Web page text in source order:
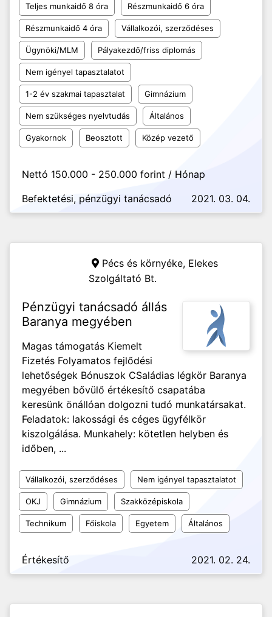
Teljes munkaidő 8 óra Részmunkaidő 6 óra
Részmunkaidő 4 óra Vállalkozói, szerződéses
Ügynöki/MLM Pályakezdő/friss diplomás
Nem igényel tapasztalatot
1-2 év szakmai tapasztalat Gimnázium
Nem szükséges nyelvtudás Általános
Gyakornok Beosztott Közép vezető
Nettó 150.000 - 250.000 forint / Hónap
Befektetési, pénzügyi tanácsadó
2021. 03. 04.
Pécs és környéke, Elekes
Szolgáltató Bt.
Pénzügyi tanácsadó állás
Baranya megyében
Magas támogatás Kiemelt
Fizetés Folyamatos fejlődési
lehetőségek Bónuszok CSaládias légkör Baranya
megyében bővülő értékesítő csapatába
keresünk önállóan dolgozni tudó munkatársakat.
Feladatok: lakossági és céges ügyfélkör
kiszolgálása. Munkahely: kötetlen helyben és
időben, ...
Vállalkozói, szerződéses Nem igényel tapasztalatot
OKJ Gimnázium Szakközépiskola
Technikum Főiskola Egyetem Általános
Értékesítő 2021. 02. 24.